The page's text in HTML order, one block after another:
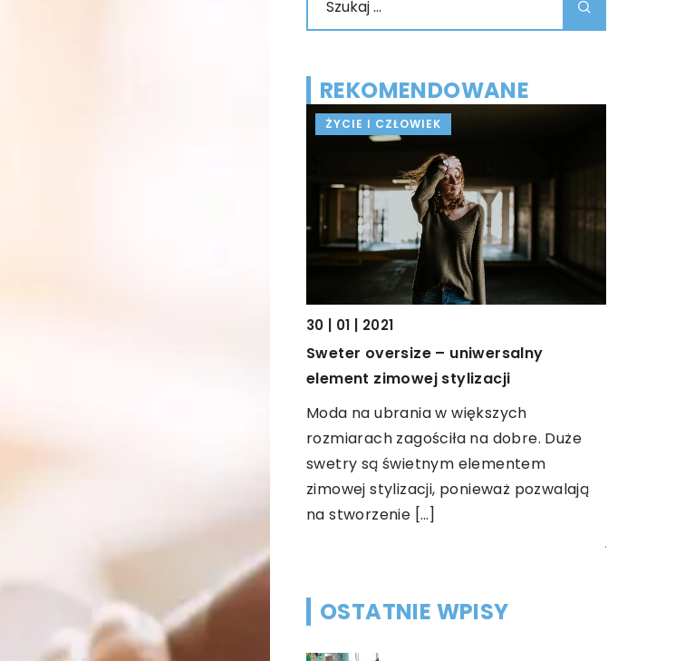
REKOMENDOWANE
ŻYCIE I CZŁOWIEK
30 | 01 | 2021
Sweter oversize – uniwersalny
element zimowej stylizacji
Moda na ubrania w większych
rozmiarach zagościła na dobre. Duże
swetry są świetnym elementem
zimowej stylizacji, ponieważ pozwalają
na stworzenie […]
OSTATNIE WPISY